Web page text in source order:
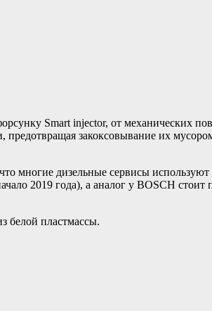
Smart injector, от механических
закоксовывание их
многие дизельные сервисы
2019 года), а аналог у BOSCH
белой пластмассы.